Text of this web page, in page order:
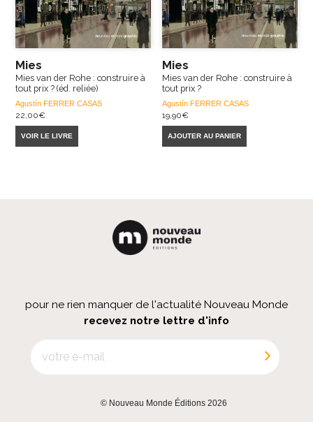
Mies
Mies van der Rohe : construire à
tout prix ? (éd. reliée)
Agustín FERRER CASAS
22,00€
VOIR LE LIVRE
Mies
Mies van der Rohe : construire à
tout prix ?
Agustín FERRER CASAS
19,90€
AJOUTER AU PANIER
pour ne rien manquer de l'actualité Nouveau Monde
recevez notre lettre d'info
© Nouveau Monde Éditions 2026